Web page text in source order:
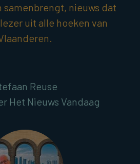
samenbrengt, nieuws dat
uit alle hoeken van
Reuse
Het Nieuws Vandaag